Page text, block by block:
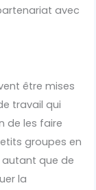
avec
être mises
travail qui
de les faire
groupes en
autant que de
la